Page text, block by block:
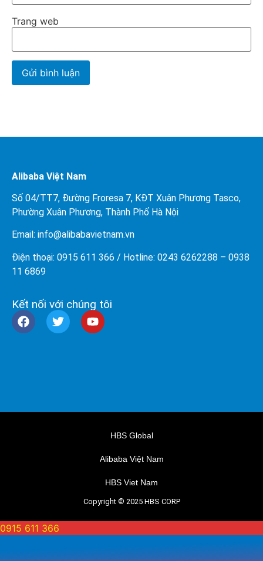
Trang web
Alibaba Việt Nam
Số 04/TT7, Đường Froresa 7, KĐT Xuân Phương Tasco,
Phường Xuân Phương, Thành Phố Hà Nội
Email: info@alibabavietnam.vn
Điện thoại: 0915 611 366 / Hotline: 0243 6262288 – 0938
11 6869
Kết nối với chúng tôi
HBS Global
Alibaba Việt Nam
HBS Viet Nam
Copyright © 2025 HBS CORP
0915 611 366